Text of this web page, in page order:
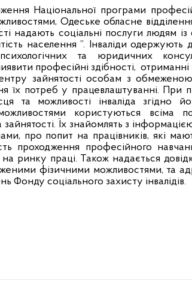
Національної програми
Одеське обласне відділення
надають соціальні послуги людям
населення ”. Інваліди
та юридичних
професійні здібності, отриманні
зайнятості особам з
їх потреб у працевлаштуванні. При
та можливості інваліда згідно
користуються всіма
Їх знайомлять з
про попит на працівників, які
проходження професійного
ринку праці. Також надається
фізичними можливостями, та
Фонду соціального захисту інвалідів.